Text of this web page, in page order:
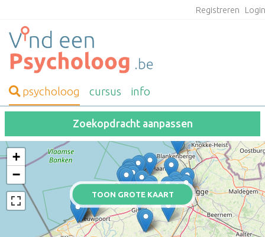
Registreren
psycholoog cursus info
Zoekopdracht aanpassen
TOON GROTE KAART
+
−